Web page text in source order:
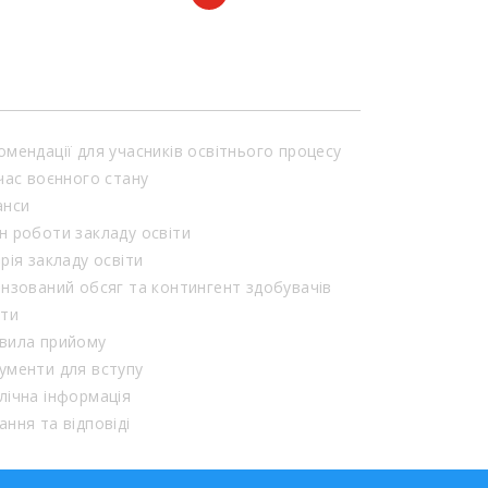
для учасників освітнього процесу
воєнного стану
роботи закладу освіти
закладу освіти
обсяг та контингент здобувачів
прийому
для вступу
інформація
та відповіді